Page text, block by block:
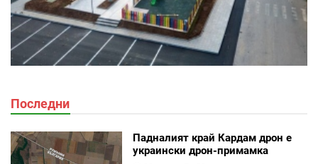
Последни
Падналият край Кардам дрон е
украински дрон-примамка